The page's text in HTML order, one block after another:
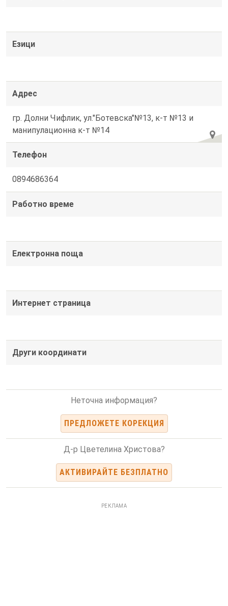
Езици
Адрес
гр. Долни Чифлик, ул."Ботевска"№13, к-т №13 и
манипулационна к-т №14
Телефон
0894686364
Работно време
Електронна поща
Интернет страница
Други координати
Неточна информация?
ПРЕДЛОЖЕТЕ КОРЕКЦИЯ
Д-р Цветелина Христова?
АКТИВИРАЙТЕ БЕЗПЛАТНО
РЕКЛАМА